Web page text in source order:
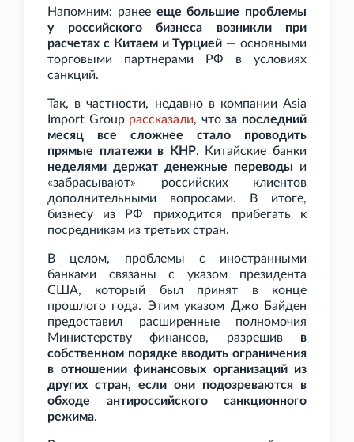
Напомним: ранее еще большие проблемы
у российского бизнеса возникли при
расчетах с Китаем и Турцией — основными
торговыми партнерами РФ в условиях
санкций.
Так, в частности, недавно в компании Asia
Import Group рассказали, чтоза последний
месяц все сложнее стало проводить
прямые платежи в КНР. Китайские банки
неделями держат денежные переводы и
«забрасывают» российских клиентов
дополнительными вопросами. В итоге,
бизнесу из РФ приходится прибегать к
посредникам из третьих стран.
В целом, проблемы с иностранными
банками связаны с указом президента
США, который был принят в конце
прошлого года. Этим указом Джо Байден
предоставил расширенные полномочия
Министерству финансов, разрешив в
собственном порядке вводить ограничения
в отношении финансовых организаций из
других стран, если они подозреваются в
обходе антироссийского санкционного
режима.